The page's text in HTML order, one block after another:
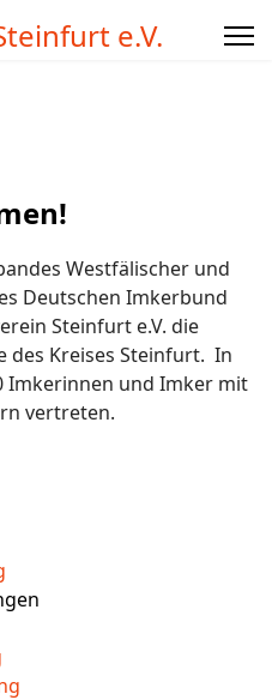
e.V.
Westfälischer und
Deutschen Imkerbund
Steinfurt e.V. die
des Kreises Steinfurt. In
Imkerinnen und Imker mit
vertreten.